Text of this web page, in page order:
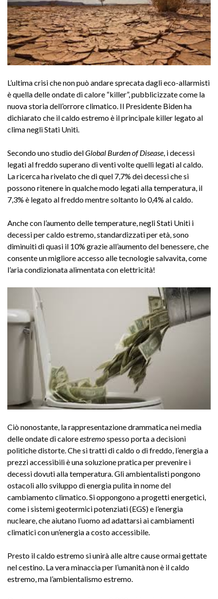
L’ultima crisi che non può andare sprecata dagli eco-allarmisti
è quella delle ondate di calore “killer”, pubblicizzate come la
nuova storia dell’orrore climatico. Il Presidente Biden ha
dichiarato che il caldo estremo è il principale killer legato al
clima negli Stati Uniti.
Secondo uno studio delGlobal Burden of Disease , i decessi
legati al freddo superano di venti volte quelli legati al caldo.
La ricerca ha rivelato che di quel 7,7% dei decessi che si
possono ritenere in qualche modo legati alla temperatura, il
7,3% è legato al freddo mentre soltanto lo 0,4% al caldo.
Anche con l’aumento delle temperature, negli Stati Uniti i
decessi per caldo estremo, standardizzati per età, sono
diminuiti di quasi il 10% grazie all’aumento del benessere, che
consente un migliore accesso alle tecnologie salvavita, come
l’aria condizionata alimentata con elettricità!
Ciò nonostante, la rappresentazione drammatica nei media
delle ondate di caloreestremospesso porta a decisioni
politiche distorte. Che si tratti di caldo o di freddo, l’energia a
prezzi accessibili è una soluzione pratica per prevenire i
decessi dovuti alla temperatura. Gli ambientalisti pongono
ostacoli allo sviluppo di energia pulita in nome del
cambiamento climatico. Si oppongono a progetti energetici,
come i sistemi geotermici potenziati (EGS) e l’energia
nucleare, che aiutano l’uomo ad adattarsi ai cambiamenti
climatici con un’energia a costo accessibile.
Presto il caldo estremo si unirà alle altre cause ormai gettate
nel cestino. La vera minaccia per l’umanità non è il caldo
estremo, ma l’ambientalismo estremo.